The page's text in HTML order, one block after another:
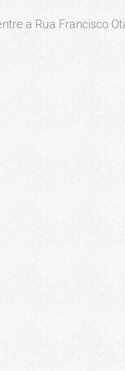
a Rua Francisco